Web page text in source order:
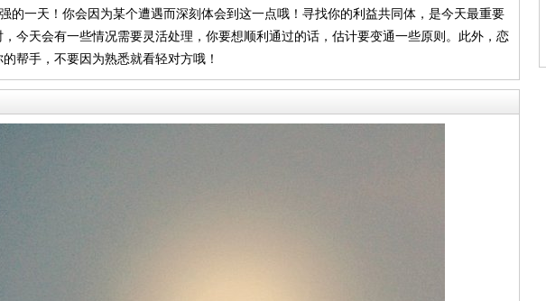
的一天！你会因为某个遭遇而深刻体会到这一点哦！寻找你的利益共同体，是今天最重要
，今天会有一些情况需要灵活处理，你要想顺利通过的话，估计要变通一些原则。此外，恋
帮手，不要因为熟悉就看轻对方哦！